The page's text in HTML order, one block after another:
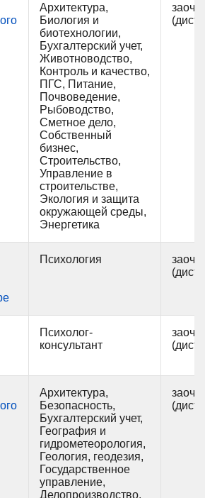
Архитектура,
Биология и
биотехнологии,
Бухгалтерский учет,
Животноводство,
Контроль и качество,
ПГС, Питание,
Почвоведение,
Рыбоводство,
Сметное дело,
Собственный
бизнес,
Строительство,
Управление в
строительстве,
Экология и защита
окружающей среды,
Энергетика
Психология
Психолог-
консультант
Архитектура,
Безопасность,
Бухгалтерский учет,
География и
гидрометеорология,
Геология, геодезия,
Государственное
управление,
Делопроизводство,